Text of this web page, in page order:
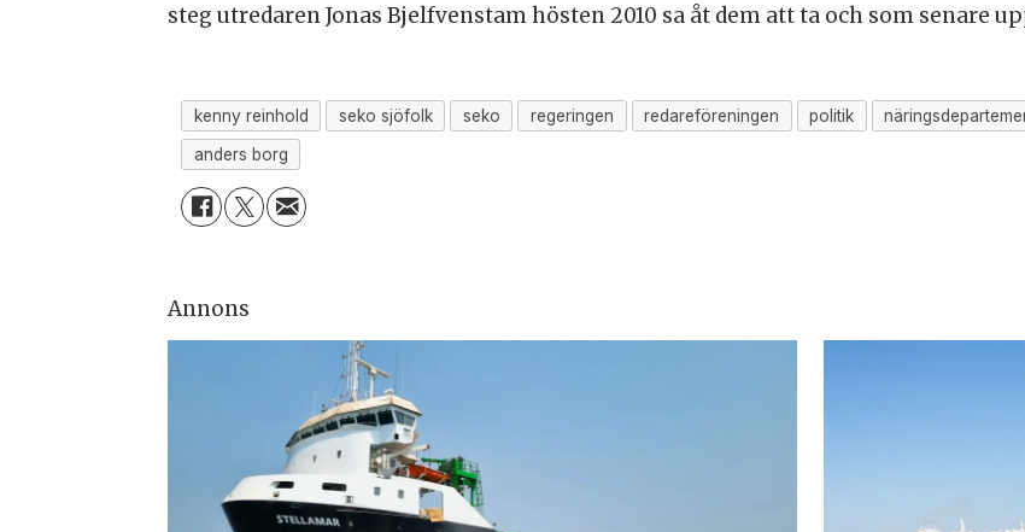
steg utredaren Jonas Bjelfvenstam hösten 2010 sa åt dem att ta och som senare
kenny reinhold seko sjöfolk seko regeringen redareföreningen politik
anders borg
Annons